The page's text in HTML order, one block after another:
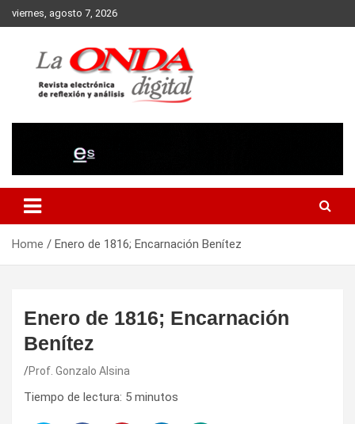
Skip
to
viernes, agosto 7, 2026
Home Enero de 1816; Encarnación Benítez
Enero de 1816; Encarnación
Benítez
Prof. Gonzalo Alsina
Tiempo de lectura: 5 minutos